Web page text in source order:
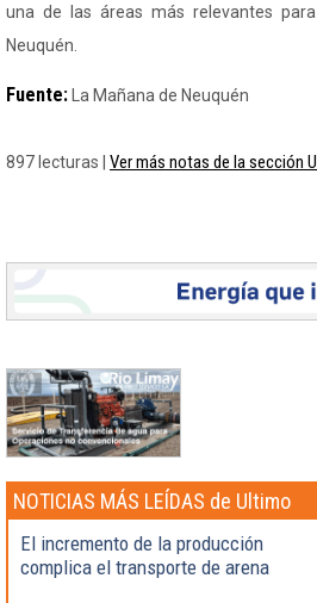
una de las áreas más relevantes
Neuquén.
Fuente: La Mañana de Neuquén
897 lecturas | Ver más notas de la sección
NOTICIAS MÁS LEÍDAS de Ultimo
momento
El incremento de la producción
complica el transporte de arena